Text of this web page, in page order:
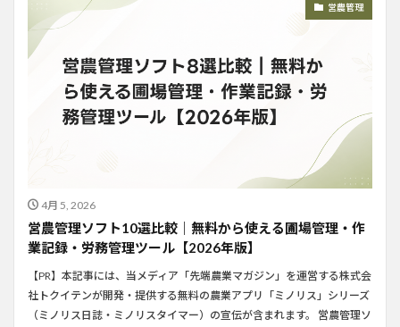
営農管理
4月 5, 2026
営農管理ソフト10選比較｜無料から使える圃場管理・作
業記録・労務管理ツール【2026年版】
【PR】本記事には、当メディア「先端農業マガジン」を運営する株式会
社トクイテンが開発・提供する無料の農業アプリ「ミノリス」シリーズ
（ミノリス日誌・ミノリスタイマー）の宣伝が含まれます。 営農管理ソ